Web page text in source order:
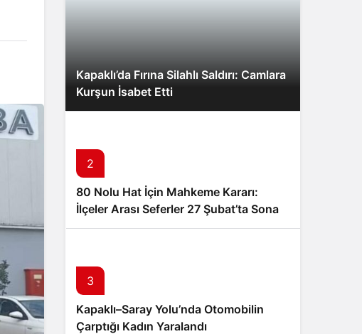
Kapaklı’da Fırına Silahlı Saldırı: Camlara
Kurşun İsabet Etti
2
80 Nolu Hat İçin Mahkeme Kararı:
İlçeler Arası Seferler 27 Şubat’ta Sona
Eriyor
3
Kapaklı–Saray Yolu’nda Otomobilin
Çarptığı Kadın Yaralandı